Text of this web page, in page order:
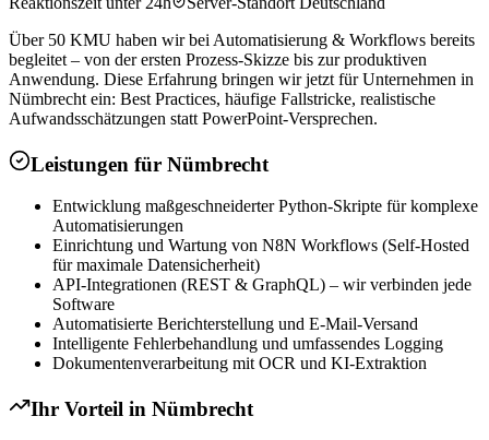
Über 50 KMU haben wir bei Automatisierung & Workflows bereits
begleitet – von der ersten Prozess-Skizze bis zur produktiven
Anwendung. Diese Erfahrung bringen wir jetzt für Unternehmen in
Nümbrecht ein: Best Practices, häufige Fallstricke, realistische
Aufwandsschätzungen statt PowerPoint-Versprechen.
Leistungen für Nümbrecht
Entwicklung maßgeschneiderter Python-Skripte für komplexe
Automatisierungen
Einrichtung und Wartung von N8N Workflows (Self-Hosted
für maximale Datensicherheit)
API-Integrationen (REST & GraphQL) – wir verbinden jede
Software
Automatisierte Berichterstellung und E-Mail-Versand
Intelligente Fehlerbehandlung und umfassendes Logging
Dokumentenverarbeitung mit OCR und KI-Extraktion
Ihr Vorteil in Nümbrecht